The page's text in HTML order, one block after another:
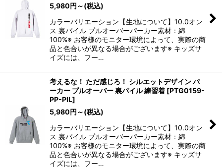
5,980円 ～(税込)
カラーバリエーション【生地について】10.0オン
ス 裏パイル プルオーバーパーカー素材：綿
100%※ お客様のモニター環境によって、実際の商
品と色合いが異なる場合がございます※ キッズサ
イズには、フー…
考えるな！ ただ感じろ！ シルエットデザイン パ
ーカー プルオーバー 裏パイル 練習着 [PTG0159-
PP-PIL]
5,980円 ～(税込)
カラーバリエーション【生地について】10.0オン
ス 裏パイル プルオーバーパーカー素材：綿
100%※ お客様のモニター環境によって、実際の商
品と色合いが異なる場合がございます※ キッズサ
イズには、フー…